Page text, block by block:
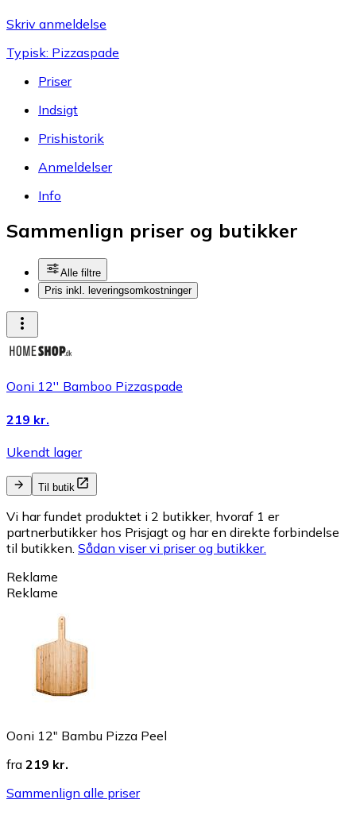
Skriv anmeldelse
Typisk: Pizzaspade
Priser
Indsigt
Prishistorik
Anmeldelser
Info
Sammenlign priser og butikker
Alle filtre
Pris inkl. leveringsomkostninger
Ooni 12'' Bamboo Pizzaspade
219 kr.
Ukendt lager
Til butik
Vi har fundet produktet i 2 butikker, hvoraf 1 er
partnerbutikker hos Prisjagt og har en direkte forbindelse
til butikken. Sådan viser vi priser og butikker.
Reklame
Reklame
Ooni 12" Bambu Pizza Peel
fra 219 kr.
Sammenlign alle priser